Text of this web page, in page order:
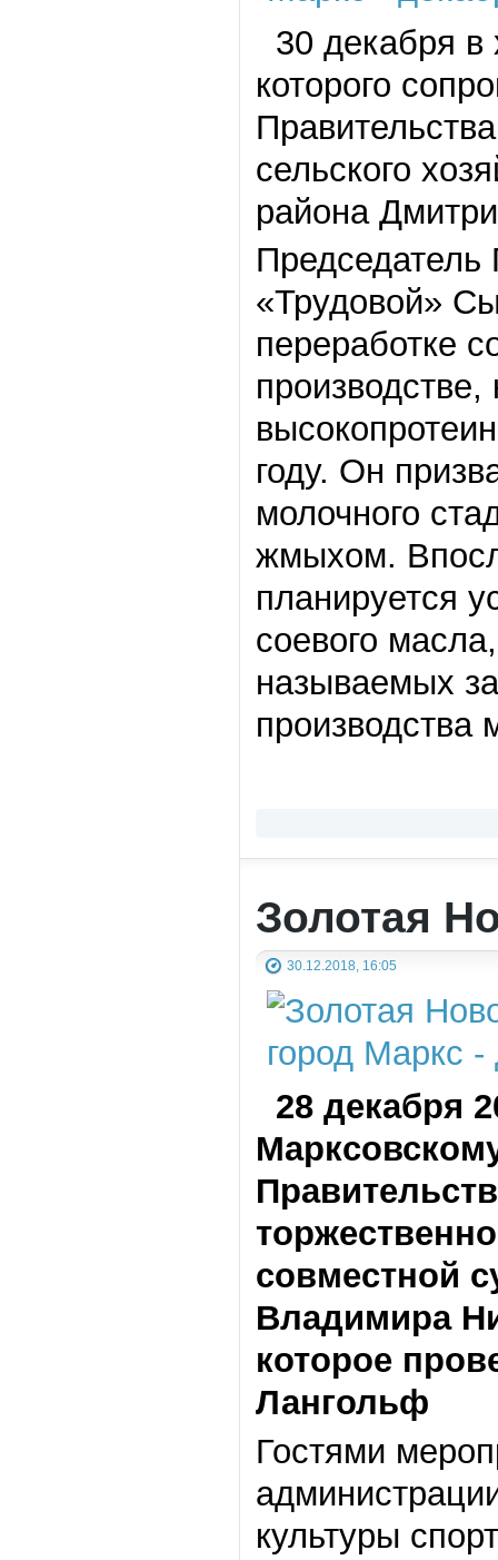
30 декабря в
которого
сельского
района
Председатель
«Трудовой»
переработке
году. Он
молочного
жмыхом.
планируется
соевого
называемых
производства
Золотая
30.12.2018, 16:05
28 декабря
совместной
Владимира
которое
Лангольф
Гостями
культуры